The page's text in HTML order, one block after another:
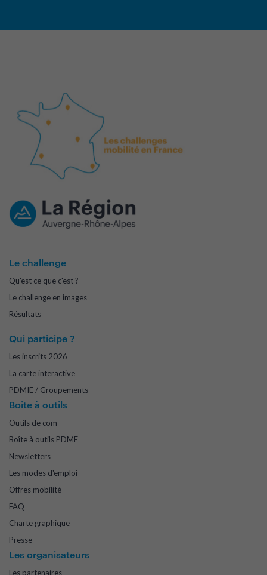
Le challenge
Qu'est ce que c'est ?
Le challenge en images
Résultats
Qui participe ?
Les inscrits 2026
La carte interactive
PDMIE / Groupements
Boite à outils
Outils de com
Boîte à outils PDME
Newsletters
Les modes d'emploi
Offres mobilité
FAQ
Charte graphique
Presse
Les organisateurs
Les partenaires